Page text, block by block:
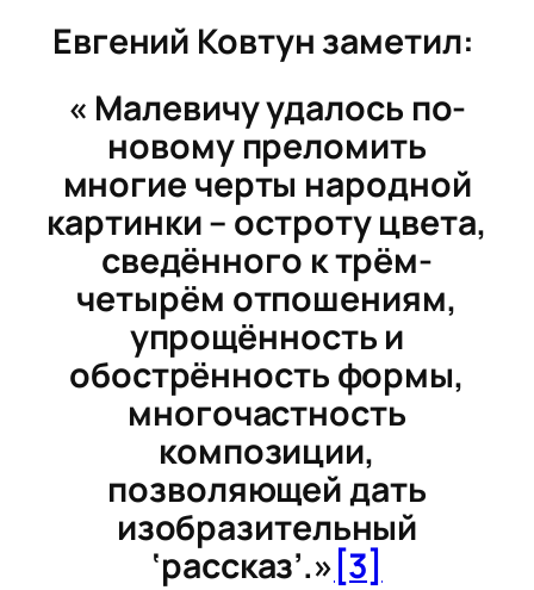
Евгений Ковтун заметил:
« Малевичу удалось по-
новому преломить
многие черты народной
картинки – остроту цвета,
сведённого к трём-
четырём отпошениям,
упрощённость и
обострённость формы,
многочастность
композиции,
позволяющей дать
изобразительный
‘рассказ’.» [3]